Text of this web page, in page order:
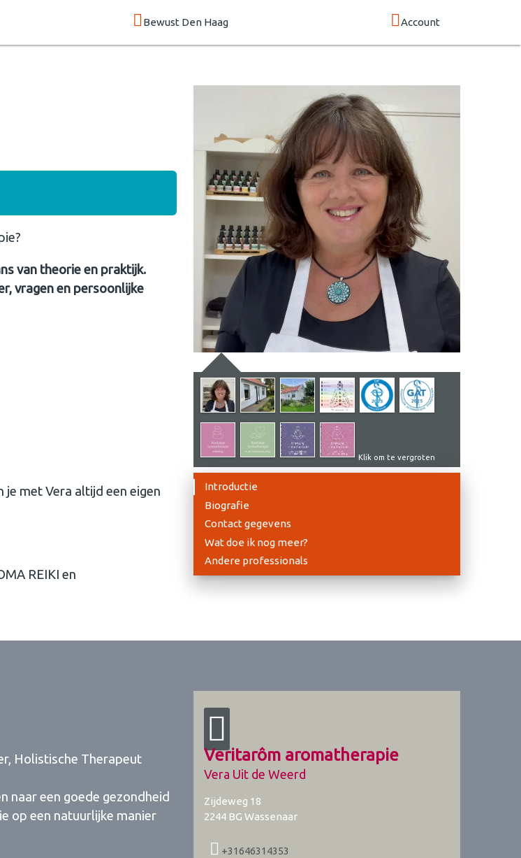
Bewust Den Haag Account
van theorie en praktijk.
vragen en persoonlijke
je met Vera altijd een eigen
REIKI en
Klik om te vergroten
Introductie
Biografie
Contact gegevens
Wat doe ik nog meer?
Andere professionals
Holistische Therapeut
naar een goede gezondheid
op een natuurlijke manier
Veritarôm aromatherapie
Vera Uit de Weerd
Zijdeweg 18
2244 BG Wassenaar
+31646314353